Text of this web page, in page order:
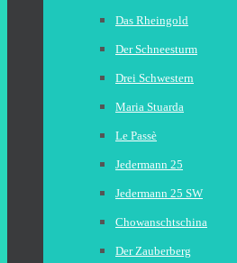
Das Rheingold
Der Schneesturm
Drei Schwestern
Maria Stuarda
Le Passè
Jedermann 25
Jedermann 25 SW
Chowanschtschina
Der Zauberberg